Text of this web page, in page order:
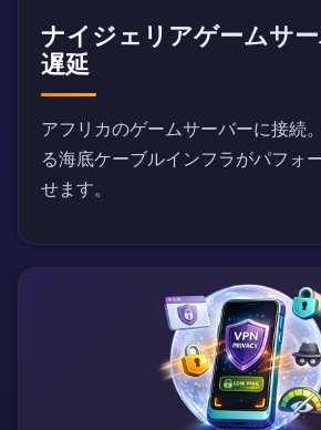
ナイジェリアゲームサ
遅延
アフリカのゲームサーバーに接続
る海底ケーブルインフラがパフォ
せます。